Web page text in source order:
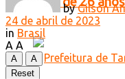
by Gilson
24 de abril de 2023
in Brasil
A A
A
A
Reset